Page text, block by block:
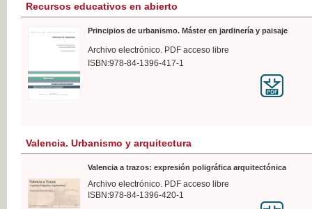
Recursos educativos en abierto
Principios de urbanismo. Máster en jardinería y paisaje
Archivo electrónico. PDF acceso libre
ISBN:978-84-1396-417-1
Valencia. Urbanismo y arquitectura
Valencia a trazos: expresión poligráfica arquitectónica
Archivo electrónico. PDF acceso libre
ISBN:978-84-1396-420-1